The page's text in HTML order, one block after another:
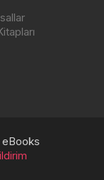
eBooks